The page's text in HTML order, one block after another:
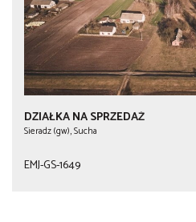
DZIAŁKA NA SPRZEDAŻ
Sieradz (gw), Sucha
EMJ-GS-1649